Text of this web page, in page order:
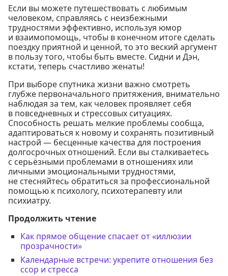
Если вы можете путешествовать с любимым
человеком, справляясь с неизбежными
трудностями эффективно, используя юмор
и взаимопомощь, чтобы в конечном итоге сделать
поездку приятной и ценной, то это веский аргумент
в пользу того, чтобы быть вместе. Сидни и Дэн,
кстати, теперь счастливо женаты!
При выборе спутника жизни важно смотреть
глубже первоначального притяжения, внимательно
наблюдая за тем, как человек проявляет себя
в повседневных и стрессовых ситуациях.
Способность решать мелкие проблемы сообща,
адаптироваться к новому и сохранять позитивный
настрой — бесценные качества для построения
долгосрочных отношений. Если вы сталкиваетесь
с серьёзными проблемами в отношениях или
личными эмоциональными трудностями,
не стесняйтесь обратиться за профессиональной
помощью к психологу, психотерапевту или
психиатру.
Продолжить чтение
Как прямое общение спасает от «иллюзии
прозрачности»
Календарные встречи: укрепите отношения без
ссор и стресса